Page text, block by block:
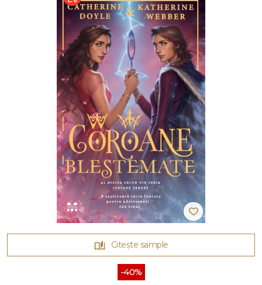
Citește sample
-40%